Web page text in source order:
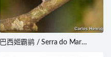
巴西姬霸鹟 / Serra do Mar